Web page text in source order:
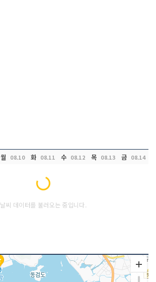
월 08.10 화 08.11 수 08.12 목 08.13 금 08.14
Loading...
날씨 데이터를 불러오는 중입니다.